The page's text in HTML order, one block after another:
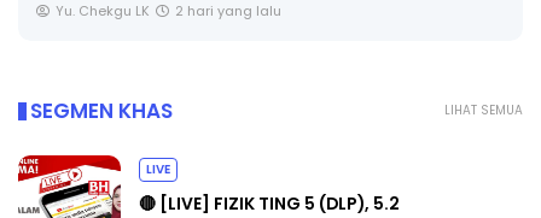
Yu. Chekgu LK 2 hari yang lalu
LIHAT SEMUA
SEGMEN KHAS
LIVE
🔴 [LIVE] FIZIK TING 5 (DLP), 5.2